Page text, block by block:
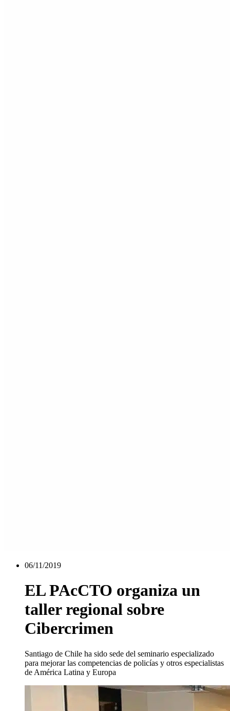
06/11/2019
EL PAcCTO organiza un
taller regional sobre
Cibercrimen
Santiago de Chile ha sido sede del seminario especializado
para mejorar las competencias de policías y otros especialistas
de América Latina y Europa